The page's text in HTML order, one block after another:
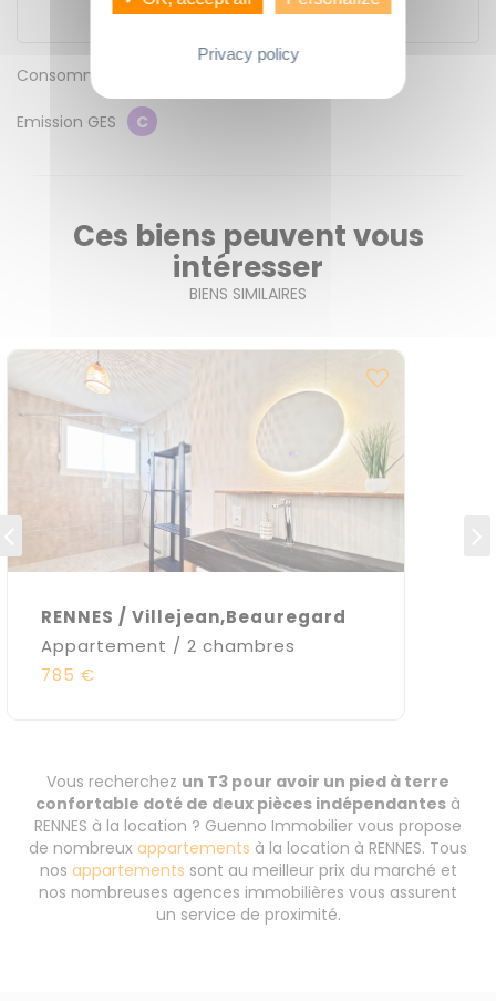
Consommation énergétique
Emission GES C
Ces biens peuvent vous
intéresser
BIENS SIMILAIRES
RENNES / Villejean,Beauregard
Appartement / 2 chambres
785 €
Vous recherchez un T3 pour avoir un pied à terre
confortable doté de deux pièces indépendantes à
RENNES à la location ? Guenno Immobilier vous propose
de nombreux appartements à la location à RENNES. Tous
nos appartements sont au meilleur prix du marché et
nos nombreuses agences immobilières vous assurent
un service de proximité.
Privacy policy